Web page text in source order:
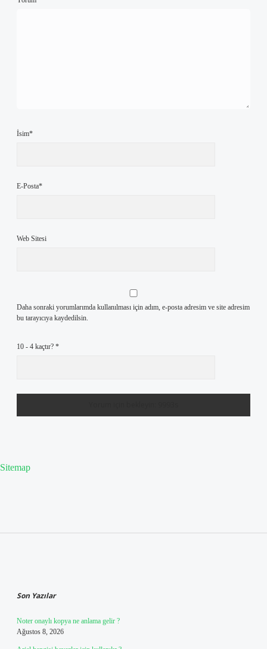
İsim*
E-Posta*
Web Sitesi
Daha sonraki yorumlarımda kullanılması için adım, e-posta adresim ve site adresim
bu tarayıcıya kaydedilsin.
10 - 4 kaçtır? *
Sitemap
Son Yazılar
Noter onaylı kopya ne anlama gelir ?
Ağustos 8, 2026